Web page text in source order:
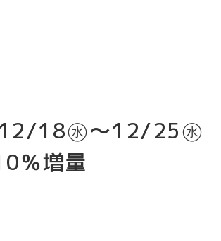
12/18㊌～12/25㊌
％増量